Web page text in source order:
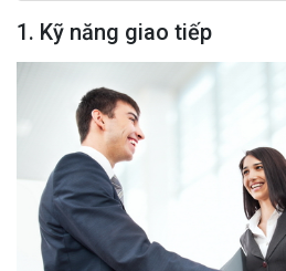
1. Kỹ năng giao tiếp